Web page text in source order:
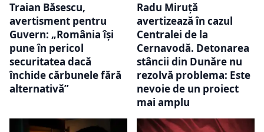
Traian Băsescu,
avertisment pentru
Guvern: „România își
pune în pericol
securitatea dacă
închide cărbunele fără
alternativă”
Radu Miruță
avertizează în cazul
Centralei de la
Cernavodă. Detonarea
stâncii din Dunăre nu
rezolvă problema: Este
nevoie de un proiect
mai amplu